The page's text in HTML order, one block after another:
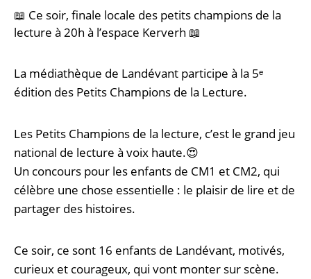
📖 Ce soir, finale locale des petits champions de la
lecture à 20h à l’espace Kerverh 📖
La médiathèque de Landévant participe à la 5ᵉ
édition des Petits Champions de la Lecture.
Les Petits Champions de la lecture, c’est le grand jeu
national de lecture à voix haute.😍
Un concours pour les enfants de CM1 et CM2, qui
célèbre une chose essentielle : le plaisir de lire et de
partager des histoires.
Ce soir, ce sont 16 enfants de Landévant, motivés,
curieux et courageux, qui vont monter sur scène.